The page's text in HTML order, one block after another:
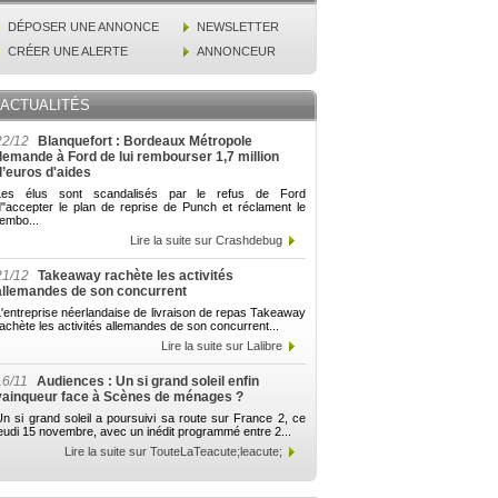
DÉPOSER UNE ANNONCE
NEWSLETTER
CRÉER UNE ALERTE
ANNONCEUR
ACTUALITÉS
12
Blanquefort : Bordeaux Métropole
à Ford de lui rembourser 1,7 million
d'aides
élus sont scandalisés par le refus de Ford
le plan de reprise de Punch et réclament le
Lire la suite sur Crashdebug
12 Takeaway rachète les activités
de son concurrent
néerlandaise de livraison de repas Takeaway
les activités allemandes de son concurrent...
Lire la suite sur Lalibre
11
Audiences : Un si grand soleil enfin
face à Scènes de ménages ?
si grand soleil a poursuivi sa route sur France 2, ce
15 novembre, avec un inédit programmé entre 2...
Lire la suite sur TouteLaTeacute;leacute;